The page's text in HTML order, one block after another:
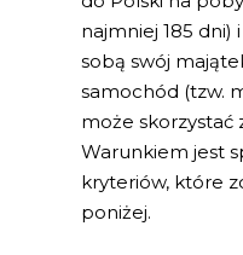
najmniej 185 dni)
sobą swój
samochód (tzw.
może skorzystać
Warunkiem jest
kryteriów, które
poniżej.